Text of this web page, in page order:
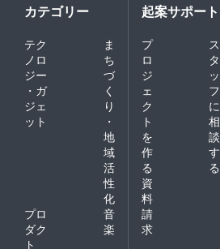
カテゴリー
テク
ノロ
ジー
・ガ
ジェ
ット
ま
ち
づ
く
り
・
地
域
活
性
化
プロ
ダク
ト
音
楽
起案サポート
プ
ロ
ジ
ェ
ク
ト
を
作
る
ス
タ
ッ
フ
に
相
談
す
る
資
料
請
求